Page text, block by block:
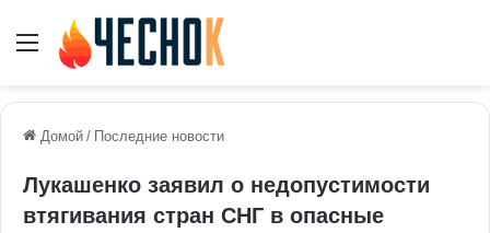
Меню
Домой / Последние новости
Лукашенко заявил о недопустимости
втягивания стран СНГ в опасные